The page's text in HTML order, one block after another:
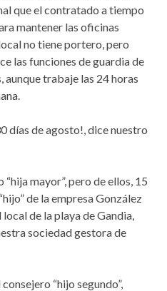
que el contratado a tiempo
mantener las oficinas
no tiene portero, pero
las funciones de guardia de
trabaje las 24 horas
días de agosto!, dice nuestro
mayor”, pero de ellos, 15
de la empresa González
de la playa de Gandia,
sociedad gestora de
“hijo segundo”,